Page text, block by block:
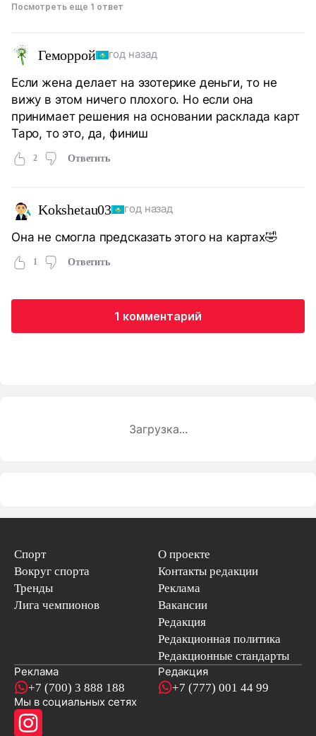
Посмотреть еще 1 ответ
Геморрой год назад
Если жена делает на эзотерике деньги, то не
вижу в этом ничего плохого. Но если она
принимает решения на основании расклада карт
Таро, то это, да, финиш
2 Ответить
Kokshetau03 год назад
Она не смогла предсказать этого на картах🤣
1 Ответить
1 комментарий
Загрузка...
Спорт
Вокруг спорта
Тренды
Лига чемпионов
О проекте
Контакты редакции
Реклама
Вакансии
Редакция
Редакционная политика
Редакционные стандарты
Реклама
+7 (700) 3 888 188
Редакция
+7 (777) 001 44 99
Мы в социальных сетях